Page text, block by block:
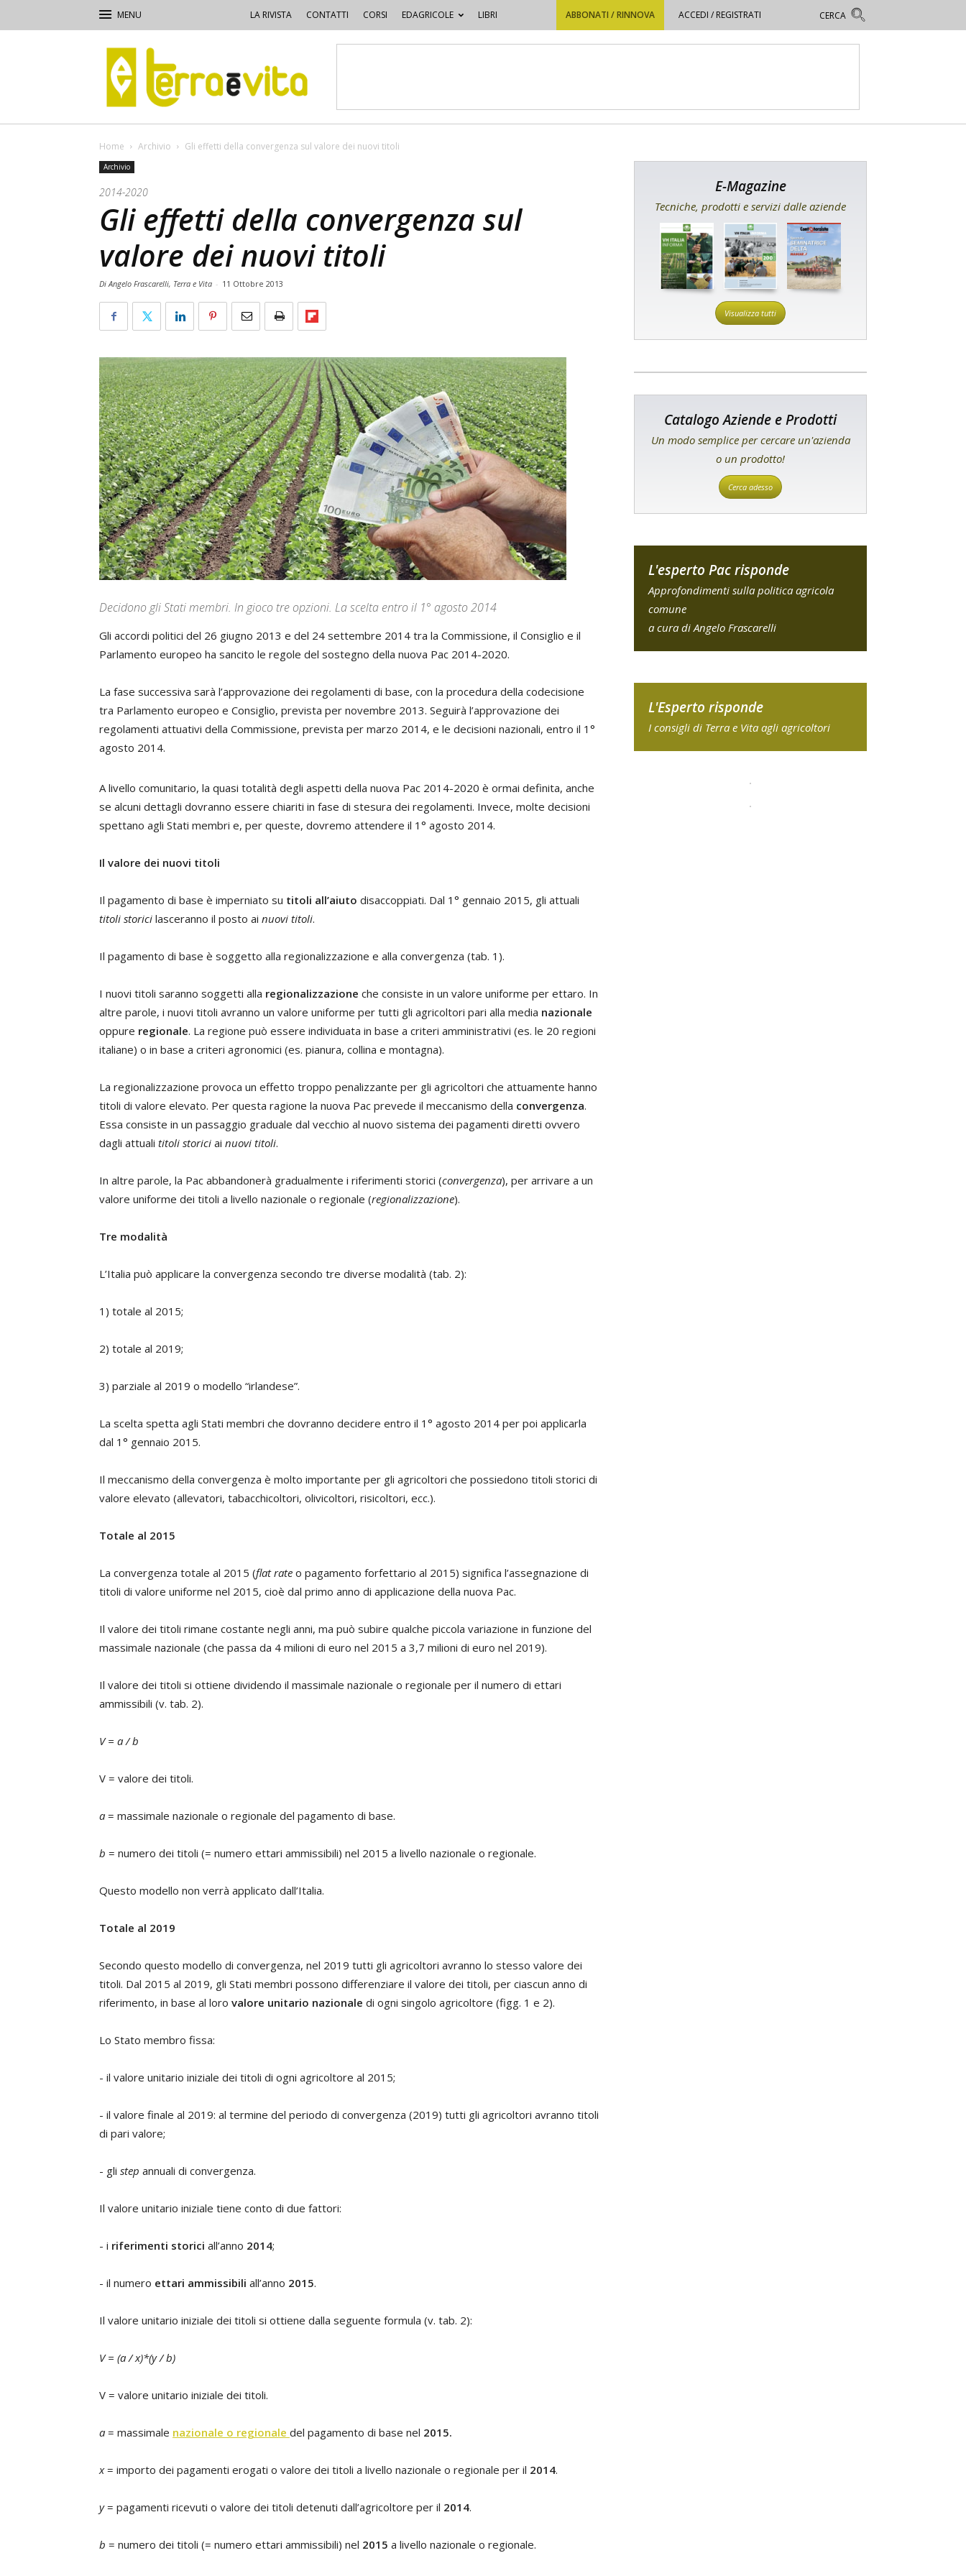
LA RIVISTA CONTATTI CORSI EDAGRICOLE LIBRI ABBONATI / RINNOVA ACCEDI / REGISTRATI
Terra
e
Vita
Home Archivio Gli effetti della convergenza sul valore dei nuovi titoli
Archivio
2014-2020
Gli effetti della convergenza sul
valore dei nuovi titoli
Di Angelo Frascarelli, Terra e Vita - 11 Ottobre 2013
Decidono gli Stati membri. In gioco tre opzioni. La scelta entro il 1° agosto 2014
Gli accordi politici del 26 giugno 2013 e del 24 settembre 2014 tra la Commissione, il Consiglio e il
Parlamento europeo ha sancito le regole del sostegno della nuova Pac 2014-2020.
La fase successiva sarà l’approvazione dei regolamenti di base, con la procedura della codecisione
tra Parlamento europeo e Consiglio, prevista per novembre 2013. Seguirà l’approvazione dei
regolamenti attuativi della Commissione, prevista per marzo 2014, e le decisioni nazionali, entro il 1°
agosto 2014.
A livello comunitario, la quasi totalità degli aspetti della nuova Pac 2014-2020 è ormai definita, anche
se alcuni dettagli dovranno essere chiariti in fase di stesura dei regolamenti. Invece, molte decisioni
spettano agli Stati membri e, per queste, dovremo attendere il 1° agosto 2014.
Il valore dei nuovi titoli
Il pagamento di base è imperniato su titoli all’aiuto disaccoppiati. Dal 1° gennaio 2015, gli attuali
titoli storici lasceranno il posto ai nuovi titoli.
Il pagamento di base è soggetto alla regionalizzazione e alla convergenza (tab. 1).
I nuovi titoli saranno soggetti alla regionalizzazione che consiste in un valore uniforme per ettaro. In
altre parole, i nuovi titoli avranno un valore uniforme per tutti gli agricoltori pari alla media nazionale
oppure regionale. La regione può essere individuata in base a criteri amministrativi (es. le 20 regioni
italiane) o in base a criteri agronomici (es. pianura, collina e montagna).
La regionalizzazione provoca un effetto troppo penalizzante per gli agricoltori che attuamente hanno
titoli di valore elevato. Per questa ragione la nuova Pac prevede il meccanismo della convergenza.
Essa consiste in un passaggio graduale dal vecchio al nuovo sistema dei pagamenti diretti ovvero
dagli attuali titoli storici ai nuovi titoli.
In altre parole, la Pac abbandonerà gradualmente i riferimenti storici (convergenza), per arrivare a un
valore uniforme dei titoli a livello nazionale o regionale (regionalizzazione).
Tre modalità
L’Italia può applicare la convergenza secondo tre diverse modalità (tab. 2):
1) totale al 2015;
2) totale al 2019;
3) parziale al 2019 o modello “irlandese”.
La scelta spetta agli Stati membri che dovranno decidere entro il 1° agosto 2014 per poi applicarla
dal 1° gennaio 2015.
Il meccanismo della convergenza è molto importante per gli agricoltori che possiedono titoli storici di
valore elevato (allevatori, tabacchicoltori, olivicoltori, risicoltori, ecc.).
Totale al 2015
La convergenza totale al 2015 (flat rate o pagamento forfettario al 2015) significa l’assegnazione di
titoli di valore uniforme nel 2015, cioè dal primo anno di applicazione della nuova Pac.
Il valore dei titoli rimane costante negli anni, ma può subire qualche piccola variazione in funzione del
massimale nazionale (che passa da 4 milioni di euro nel 2015 a 3,7 milioni di euro nel 2019).
Il valore dei titoli si ottiene dividendo il massimale nazionale o regionale per il numero di ettari
ammissibili (v. tab. 2).
V = a / b
V = valore dei titoli.
a = massimale nazionale o regionale del pagamento di base.
b = numero dei titoli (= numero ettari ammissibili) nel 2015 a livello nazionale o regionale.
Questo modello non verrà applicato dall’Italia.
Totale al 2019
Secondo questo modello di convergenza, nel 2019 tutti gli agricoltori avranno lo stesso valore dei
titoli. Dal 2015 al 2019, gli Stati membri possono differenziare il valore dei titoli, per ciascun anno di
riferimento, in base al loro valore unitario nazionale di ogni singolo agricoltore (figg. 1 e 2).
Lo Stato membro fissa:
- il valore unitario iniziale dei titoli di ogni agricoltore al 2015;
- il valore finale al 2019: al termine del periodo di convergenza (2019) tutti gli agricoltori avranno titoli
di pari valore;
- gli step annuali di convergenza.
Il valore unitario iniziale tiene conto di due fattori:
- i riferimenti storici all’anno 2014;
- il numero ettari ammissibili all’anno 2015.
Il valore unitario iniziale dei titoli si ottiene dalla seguente formula (v. tab. 2):
V = (a / x)*(y / b)
V = valore unitario iniziale dei titoli.
a = massimale nazionale o regionale del pagamento di base nel 2015.
x= importo dei pagamenti erogati o valore dei titoli a livello nazionale o regionale per il 2014.
y= pagamenti ricevuti o valore dei titoli detenuti dall’agricoltore per il 2014.
b = numero dei titoli (= numero ettari ammissibili) nel 2015 a livello nazionale o regionale.
E-Magazine
Tecniche, prodotti e servizi dalle aziende
Visualizza tutti
Catalogo Aziende e Prodotti
Un modo semplice per cercare un'azienda
o un prodotto!
Cerca adesso
L'esperto Pac risponde
Approfondimenti sulla politica agricola
comune
a cura di Angelo Frascarelli
L'Esperto risponde
I consigli di Terra e Vita agli agricoltori